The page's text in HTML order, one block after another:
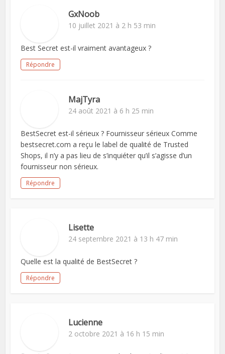
GxNoob
10 juillet 2021 à 2 h 53 min
Best Secret est-il vraiment avantageux ?
Répondre
MajTyra
24 août 2021 à 6 h 25 min
BestSecret est-il sérieux ? Fournisseur sérieux Comme
bestsecret.com a reçu le label de qualité de Trusted
Shops, il n’y a pas lieu de s’inquiéter qu’il s’agisse d’un
fournisseur non sérieux.
Répondre
Lisette
24 septembre 2021 à 13 h 47 min
Quelle est la qualité de BestSecret ?
Répondre
Lucienne
2 octobre 2021 à 16 h 15 min